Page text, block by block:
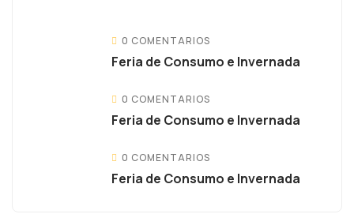
0 COMENTARIOS
Feria de Consumo e Invernada
0 COMENTARIOS
Feria de Consumo e Invernada
0 COMENTARIOS
Feria de Consumo e Invernada